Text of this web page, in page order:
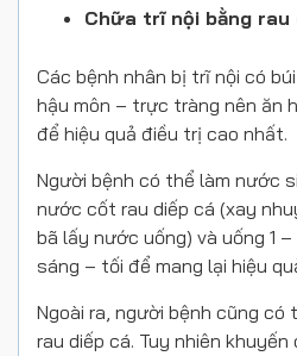
Chữa trĩ nội bằng rau
Các bệnh nhân bị trĩ nội có
hậu môn – trực tràng nên ăn
để hiệu quả điều trị cao nhất.
Người bệnh có thể làm nước
nước cốt rau diếp cá (xay
bã lấy nước uống) và uống 1
sáng – tối để mang lại hiệu
Ngoài ra, người bệnh cũng
rau diếp cá. Tuy nhiên